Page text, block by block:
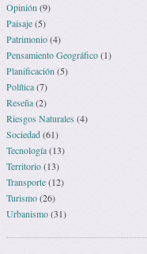
Opinión (9)
Paisaje(5)
Patrimonio(4)
Pensamiento Geográfico(1)
Planificación (5)
Política(7)
Reseña(2)
Riesgos Naturales(4)
Sociedad(61)
Tecnología(13)
Territorio(13)
Transporte(12)
Turismo(26)
Urbanismo(31)